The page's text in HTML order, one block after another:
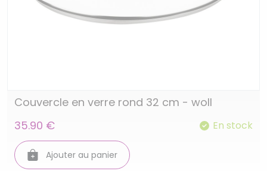
Couvercle en verre rond 32 cm - woll
35.90 €
En stock
Ajouter au panier